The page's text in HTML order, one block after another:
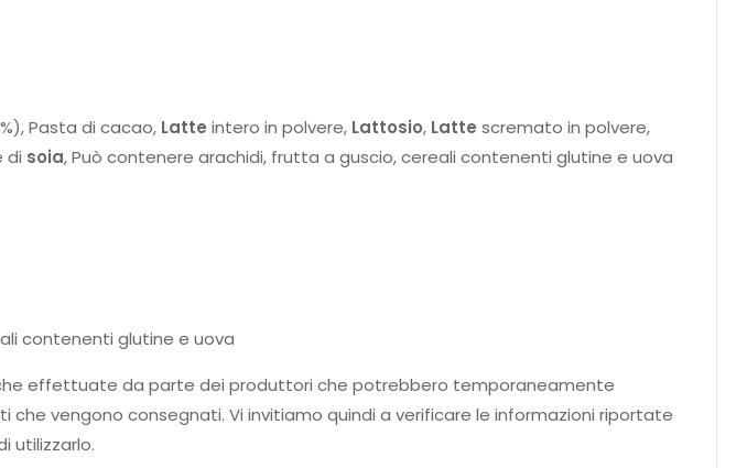
Pasta di cacao, Latte intero in polvere, Lattosio, Latte scremato in polvere,
di soia, Può contenere arachidi, frutta a guscio, cereali contenenti glutine e uova
contenenti glutine e uova
effettuate da parte dei produttori che potrebbero temporaneamente
vengono consegnati. Vi invitiamo quindi a verificare le informazioni riportate
utilizzarlo.